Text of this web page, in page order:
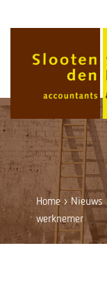
Home›Nieuws
werknemer